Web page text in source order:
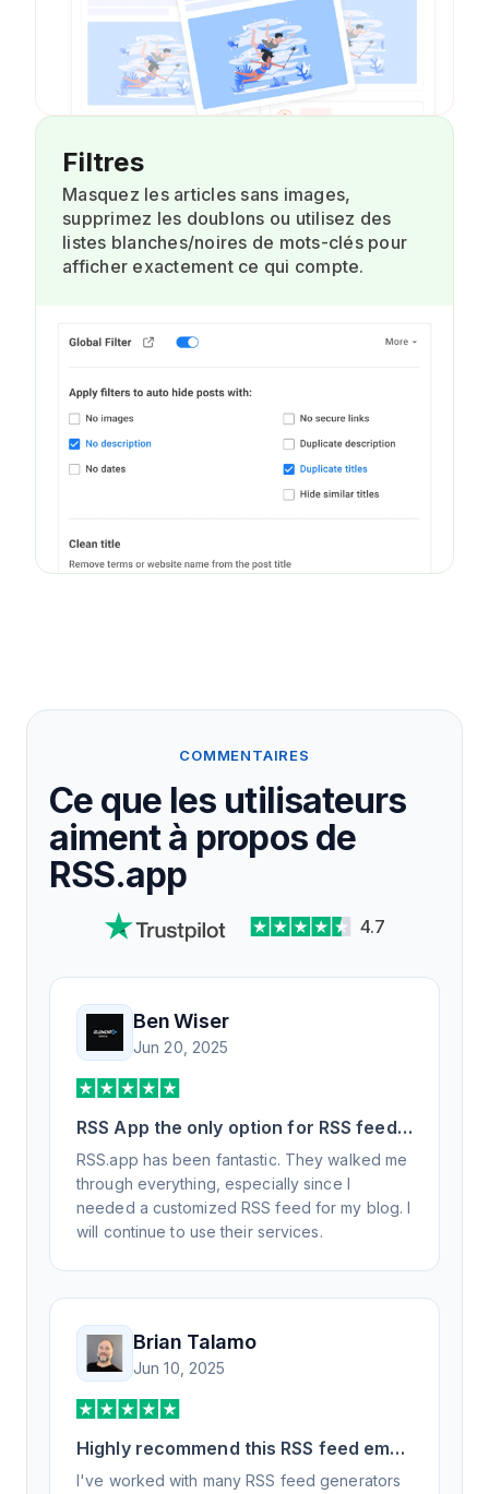
Filtres
Masquez les articles sans images,
supprimez les doublons ou utilisez des
listes blanches/noires de mots-clés pour
afficher exactement ce qui compte.
COMMENTAIRES
Ce que les utilisateurs
aiment à propos de
RSS.app
4.7
Ben Wiser
Jun 20, 2025
RSS App the only option for RSS feed
generation
RSS.app has been fantastic. They walked me
through everything, especially since I
needed a customized RSS feed for my blog. I
will continue to use their services.
Brian Talamo
Jun 10, 2025
Highly recommend this RSS feed email
/ widget generator service.
I've worked with many RSS feed generators